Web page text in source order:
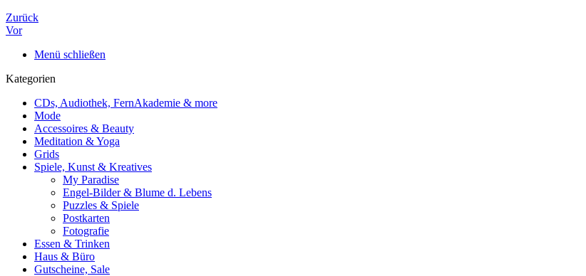
Zurück
Vor
Menü schließen
Kategorien
CDs, Audiothek, FernAkademie & more
Mode
Accessoires & Beauty
Meditation & Yoga
Grids
Spiele, Kunst & Kreatives
My Paradise
Engel-Bilder & Blume d. Lebens
Puzzles & Spiele
Postkarten
Fotografie
Essen & Trinken
Haus & Büro
Gutscheine, Sale